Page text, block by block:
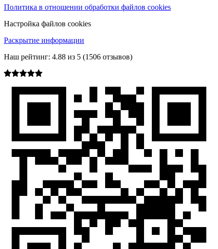
Политика в отношении обработки файлов cookies
Настройка файлов cookies
Раскрытие информации
Наш рейтинг: 4.88 из 5 (1506 отзывов)